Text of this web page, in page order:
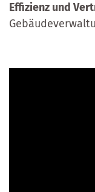
Effizienz und